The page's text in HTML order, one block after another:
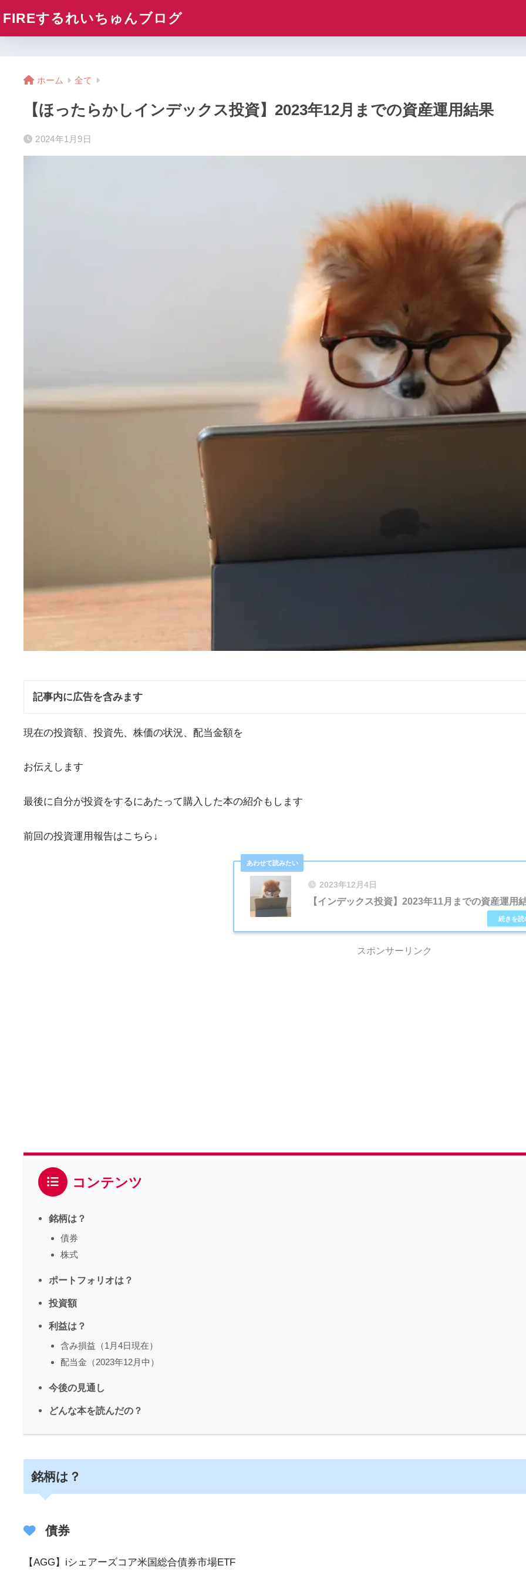
FIREするれいちゅんブログ
ホーム 全て
【ほったらかしインデックス投資】2023年12月までの資産運用結果
2024年1月9日
記事内に広告を含みます
現在の投資額、投資先、株価の状況、配当金額を
お伝えします
最後に自分が投資をするにあたって購入した本の紹介もします
前回の投資運用報告はこちら↓
2023年12月4日
【インデックス投資】2023年11月までの資産運用
スポンサーリンク
コンテンツ
銘柄は？
債券
株式
ポートフォリオは？
投資額
利益は？
含み損益（1月4日現在）
配当金（2023年12月中）
今後の見通し
どんな本を読んだの？
銘柄は？
債券
【AGG】iシェアーズコア米国総合債券市場ETF